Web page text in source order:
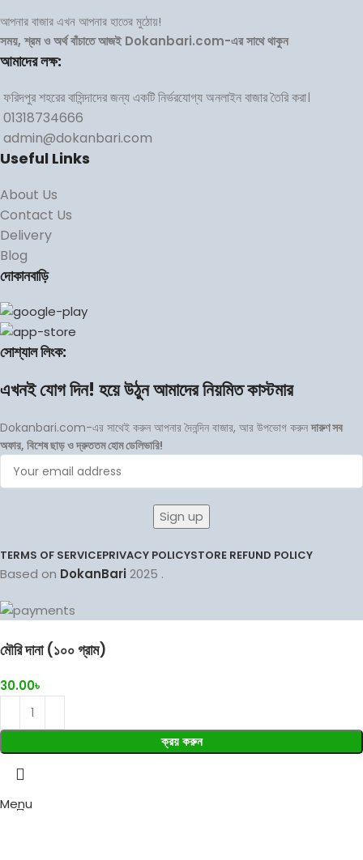
আপনার বাজার এখন আপনার হাতের মুঠোয়!
সময়, শ্রম ও অর্থ বাঁচাতে আজই Dokanbari.com-এর সাথে থাকুন
আমাদের লক্ষ:
ফরিদপুর শহরের বাসিন্দাদের জন্য একটি নির্ভরযোগ্য অনলাইন বাজার তৈরি করা।
01318734666
admin@dokanbari.com
Useful Links
About Us
Contact Us
Delivery
Blog
দোকানবাড়ি
সোশ্যাল লিংক:
এখনই যোগ দিন! হয়ে উঠুন আমাদের নিয়মিত কাস্টমার
Dokanbari.com-এর সাথেই করুন আপনার দৈনন্দিন বাজার, আর উপভোগ করুনদারুণ সব
অফার, বিশেষ ছাড় ও দ্রুততম হোম ডেলিভারি!
TERMS OF SERVICEPRIVACY POLICYSTORE REFUND POLICY
Based on DokanBari2025 .
মৌরি দানা (১০০ গ্রাম)
30.00৳
ক্রয় করুন
Menu